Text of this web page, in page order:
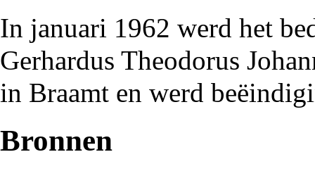
In januari 1962 werd het
Gerhardus Theodorus
in Braamt en werd
Bronnen